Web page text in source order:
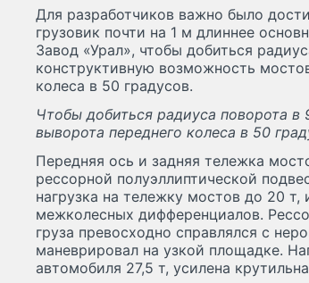
Для разработчиков важно было
грузовик почти на 1 м длиннее
Завод «Урал», чтобы добиться
конструктивную возможность
колеса в 50 градусов.
Чтобы добиться радиуса поворота в
выворота переднего колеса в 50
Передняя ось и задняя тележка
рессорной полуэллиптической
нагрузка на тележку мостов до 20
межколесных дифференциалов.
груза превосходно справлялся с
маневрировал на узкой площадке.
автомобиля 27,5 т, усилена